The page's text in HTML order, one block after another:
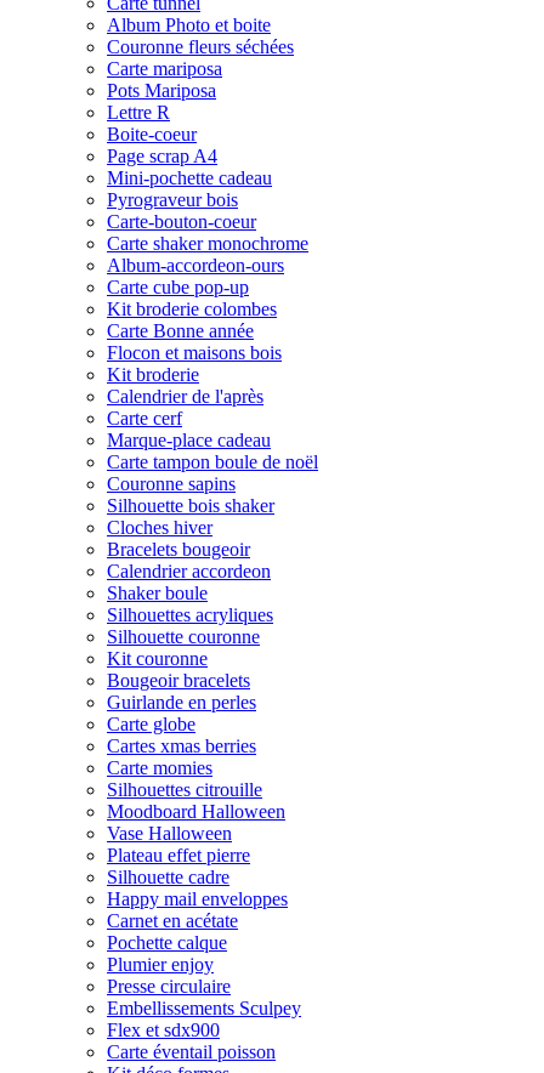
Album Photo et boite
Couronne fleurs séchées
Carte mariposa
Pots Mariposa
Lettre R
Boite-coeur
Page scrap A4
Mini-pochette cadeau
Pyrograveur bois
Carte-bouton-coeur
Carte shaker monochrome
Album-accordeon-ours
Carte cube pop-up
Kit broderie colombes
Carte Bonne année
Flocon et maisons bois
Kit broderie
Calendrier de l'après
Carte cerf
Marque-place cadeau
Carte tampon boule de noël
Couronne sapins
Silhouette bois shaker
Cloches hiver
Bracelets bougeoir
Calendrier accordeon
Shaker boule
Silhouettes acryliques
Silhouette couronne
Kit couronne
Bougeoir bracelets
Guirlande en perles
Carte globe
Cartes xmas berries
Carte momies
Silhouettes citrouille
Moodboard Halloween
Vase Halloween
Plateau effet pierre
Silhouette cadre
Happy mail enveloppes
Carnet en acétate
Pochette calque
Plumier enjoy
Presse circulaire
Embellissements Sculpey
Flex et sdx900
Carte éventail poisson